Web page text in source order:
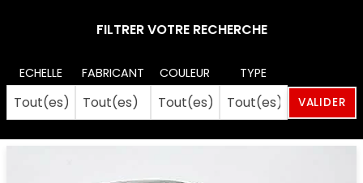
FILTRER VOTRE RECHERCHE
ECHELLE FABRICANT COULEUR TYPE